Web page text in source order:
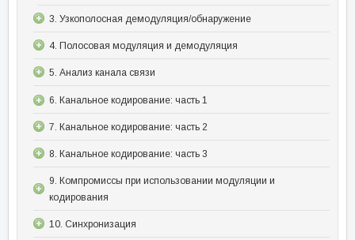
3. Узкополосная демодуляция/обнаружение
4. Полосовая модуляция и демодуляция
5. Анализ канала связи
6. Канальное кодирование: часть 1
7. Канальное кодирование: часть 2
8. Канальное кодирование: часть 3
9. Компромиссы при использовании модуляции и
кодирования
10. Синхронизация